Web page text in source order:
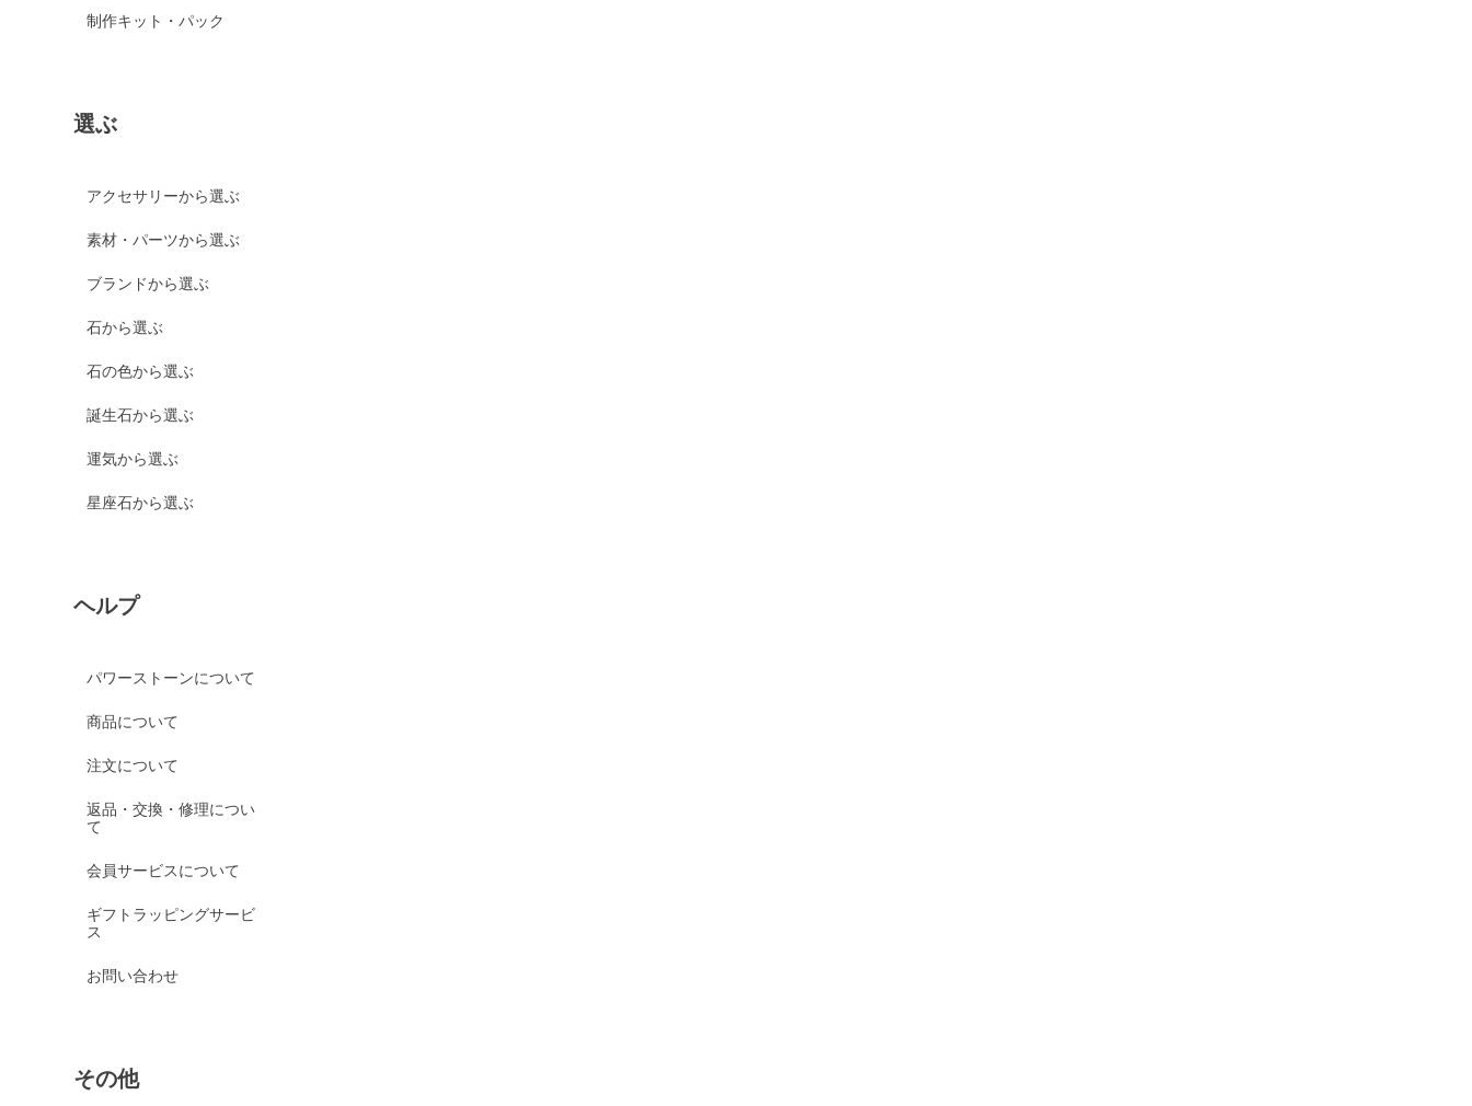
制作キット・パック
選ぶ
アクセサリーから選ぶ
素材・パーツから選ぶ
ブランドから選ぶ
石から選ぶ
石の色から選ぶ
誕生石から選ぶ
運気から選ぶ
星座石から選ぶ
ヘルプ
パワーストーンについて
商品について
注文について
返品・交換・修理につい
て
会員サービスについて
ギフトラッピングサービ
ス
お問い合わせ
その他